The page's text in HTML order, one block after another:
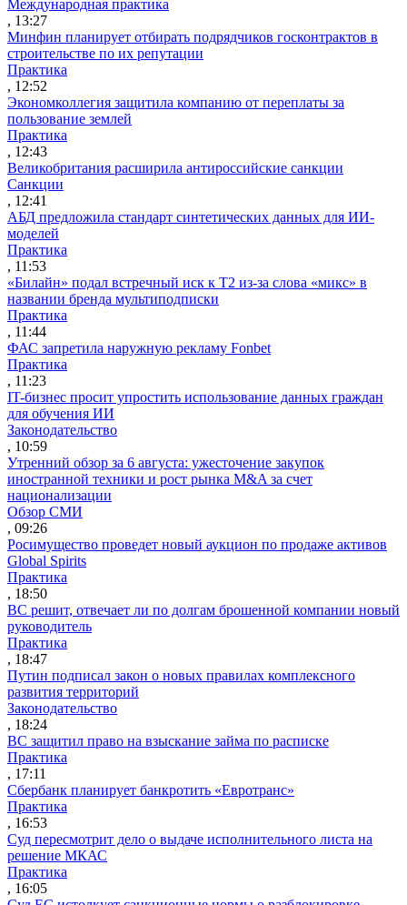
Международная практика
, 13:27
Минфин планирует отбирать подрядчиков госконтрактов в
строительстве по их репутации
Практика
, 12:52
Экономколлегия защитила компанию от переплаты за
пользование землей
Практика
, 12:43
Великобритания расширила антироссийские санкции
Санкции
, 12:41
АБД предложила стандарт синтетических данных для ИИ-
моделей
Практика
, 11:53
«Билайн» подал встречный иск к Т2 из-за слова «микс» в
названии бренда мультиподписки
Практика
, 11:44
ФАС запретила наружную рекламу Fonbet
Практика
, 11:23
IT-бизнес просит упростить использование данных граждан
для обучения ИИ
Законодательство
, 10:59
Утренний обзор за 6 августа: ужесточение закупок
иностранной техники и рост рынка M&A за счет
национализации
Обзор СМИ
, 09:26
Росимущество проведет новый аукцион по продаже активов
Global Spirits
Практика
, 18:50
ВС решит, отвечает ли по долгам брошенной компании новый
руководитель
Практика
, 18:47
Путин подписал закон о новых правилах комплексного
развития территорий
Законодательство
, 18:24
ВС защитил право на взыскание займа по расписке
Практика
, 17:11
Сбербанк планирует банкротить «Евротранс»
Практика
, 16:53
Суд пересмотрит дело о выдаче исполнительного листа на
решение МКАС
Практика
, 16:05